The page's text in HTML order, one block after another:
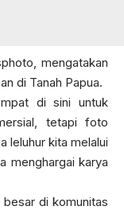
mengatakan
di Tanah Papua.
di sini untuk
tetapi foto
leluhur kita melalui
menghargai karya
besar di komunitas